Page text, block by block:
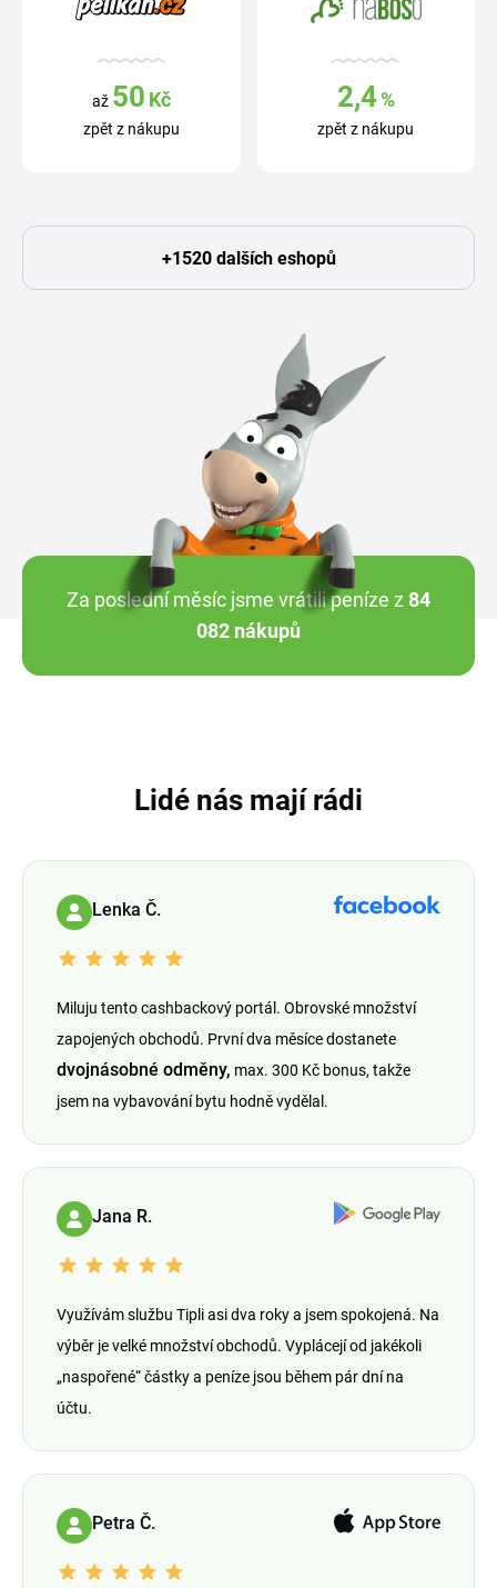
až 50 Kč
zpět z nákupu
2,4%
zpět z nákupu
+1520 dalších eshopů
Za poslední měsíc jsme vrátili peníze z 84
082 nákupů
Lidé nás mají rádi
Lenka Č.
Miluju tento cashbackový portál. Obrovské množství
zapojených obchodů. První dva měsíce dostanete
dvojnásobné odměny, max. 300 Kč bonus, takže
jsem na vybavování bytu hodně vydělal.
Jana R.
Využívám službu Tipli asi dva roky a jsem spokojená. Na
výběr je velké množství obchodů. Vyplácejí od jakékoli
„naspořené“ částky a peníze jsou během pár dní na
účtu.
Petra Č.